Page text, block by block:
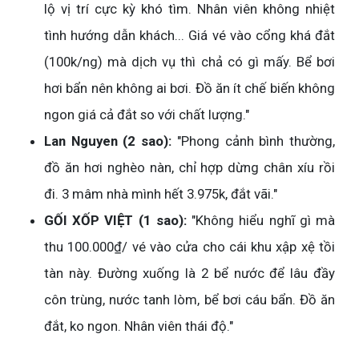
lộ vị trí cực kỳ khó tìm. Nhân viên không nhiệt
tình hướng dẫn khách... Giá vé vào cổng khá đắt
(100k/ng) mà dịch vụ thì chả có gì mấy. Bể bơi
hơi bẩn nên không ai bơi. Đồ ăn ít chế biến không
ngon giá cả đắt so với chất lượng."
Lan Nguyen (2 sao): "Phong cảnh bình thường,
đồ ăn hơi nghèo nàn, chỉ hợp dừng chân xíu rồi
đi. 3 mâm nhà mình hết 3.975k, đắt vãi."
GỐI XỐP VIỆT (1 sao):"Không hiểu nghĩ gì mà
thu 100.000₫/ vé vào cửa cho cái khu xập xệ tồi
tàn này. Đường xuống là 2 bể nước để lâu đầy
côn trùng, nước tanh lòm, bể bơi cáu bẩn. Đồ ăn
đắt, ko ngon. Nhân viên thái độ."